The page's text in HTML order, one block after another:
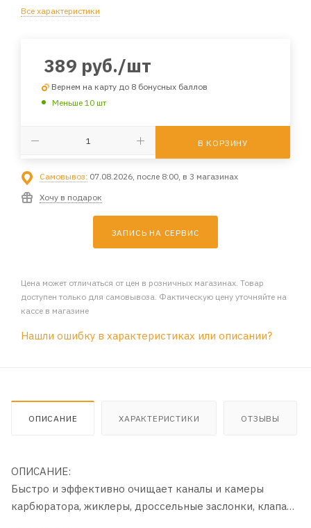
Все характеристики
389 руб./шт
Вернем на карту до 8 бонусных баллов
Меньше 10 шт
В КОРЗИНУ
Самовывоз: 07.08.2026, после 8:00, в 3 магазинах
Хочу в подарок
ЗАПИСЬ НА СЕРВИС
Цена может отличаться от цен в розничных магазинах. Товар
доступен только для самовывоза. Фактическую цену уточняйте на
кассе в магазине
Нашли ошибку в характеристиках или описании?
ОПИСАНИЕ ХАРАКТЕРИСТИКИ ОТЗЫВЫ
ОПИСАНИЕ:
Быстро и эффективно очищает каналы и камеры
карбюратора, жиклеры, дроссельные заслонки, клапан